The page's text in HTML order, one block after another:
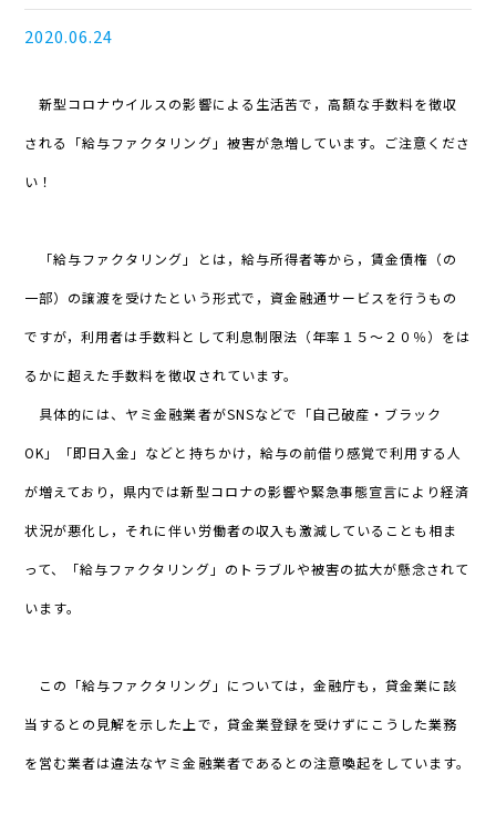
2020.06.24
新型コロナウイルスの影響による生活苦で，高額な手数料を徴収
される「給与ファクタリング」被害が急増しています。ご注意くださ
い！
「給与ファクタリング」とは，給与所得者等から，賃金債権（の
一部）の譲渡を受けたという形式で，資金融通サービスを行うもの
ですが，利用者は手数料として利息制限法（年率１５～２０％）をは
るかに超えた手数料を徴収されています。
具体的には、ヤミ金融業者がSNSなどで「自己破産・ブラック
OK」「即日入金」などと持ちかけ，給与の前借り感覚で利用する人
が増えており，県内では新型コロナの影響や緊急事態宣言により経済
状況が悪化し，それに伴い労働者の収入も激減していることも相ま
って、「給与ファクタリング」のトラブルや被害の拡大が懸念されて
います。
この「給与ファクタリング」については，金融庁も，貸金業に該
当するとの見解を示した上で，貸金業登録を受けずにこうした業務
を営む業者は違法なヤミ金融業者であるとの注意喚起をしています。